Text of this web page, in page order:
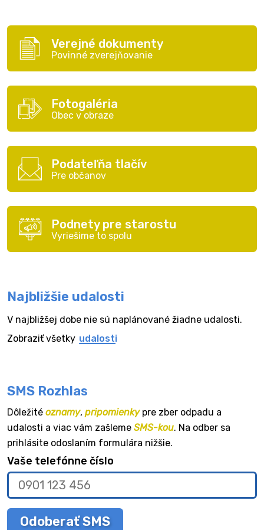
Verejné dokumenty
Povinné zverejňovanie
Fotogaléria
Obec v obraze
Podateľňa tlačív
Pre občanov
Podnety pre starostu
Vyriešime to spolu
Najbližšie udalosti
V najbližšej dobe nie sú naplánované žiadne udalosti.
Zobraziť všetky udalosti
SMS Rozhlas
Dôležité oznamy, pripomienkypre zber odpadu a
udalosti a viac vám zašleme SMS-kou. Na odber sa
prihlásite odoslaním formulára nižšie.
Vaše telefónne číslo
Odoberať SMS